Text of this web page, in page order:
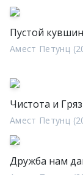
Пустой кувшин
Амест Петунц
Чистота и
Амест Петунц
Дружба нам